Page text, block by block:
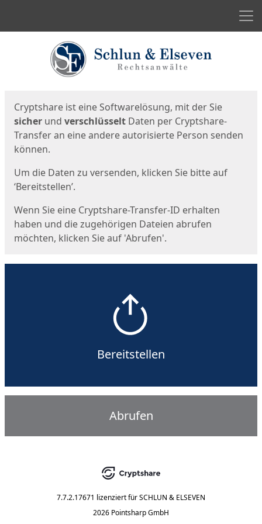
Cryptshare ist eine Softwarelösung, mit der Sie
sicher und verschlüsselt Daten per Cryptshare-
Transfer an eine andere autorisierte Person senden
können.
Um die Daten zu versenden, klicken Sie bitte auf
‘Bereitstellen’.
Wenn Sie eine Cryptshare-Transfer-ID erhalten
haben und die zugehörigen Dateien abrufen
möchten, klicken Sie auf 'Abrufen'.
Bereitstellen
Abrufen
7.7.2.17671 lizenziert fürSCHLUN & ELSEVEN
2026 Pointsharp GmbH